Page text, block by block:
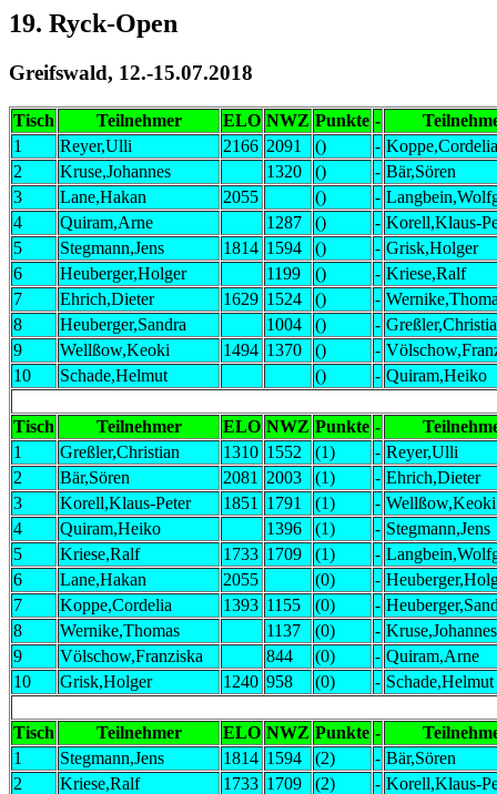
19. Ryck-Open
Greifswald, 12.-15.07.2018
Tisch Teilnehmer ELO NWZ Punkte -
1
Reyer,Ulli 2166 2091 () - Koppe,Cordelia
2
Kruse,Johannes 1320 () - Bär,Sören
3
Lane,Hakan 2055 () -
4
Quiram,Arne 1287 () - Korell,Klaus-
5
Stegmann,Jens 1814 1594 () - Grisk,Holger
6
Heuberger,Holger 1199 () - Kriese,Ralf
7
Ehrich,Dieter 1629 1524 () -
8
Heuberger,Sandra 1004 () -
9
Wellßow,Keoki 1494 1370 () -
10
Schade,Helmut () - Quiram,Heiko
Tisch Teilnehmer ELO NWZ Punkte -
1
Greßler,Christian 1310 1552 (1) - Reyer,Ulli
2
Bär,Sören 2081 2003 (1) - Ehrich,Dieter
3
Korell,Klaus-Peter 1851 1791 (1) - Wellßow,Keoki
4
Quiram,Heiko 1396 (1) - Stegmann,Jens
5
Kriese,Ralf 1733 1709 (1) -
6
Lane,Hakan 2055 (0) -
7
Koppe,Cordelia 1393 1155 (0) -
8
Wernike,Thomas 1137 (0) - Kruse,Johannes
9
Völschow,Franziska 844 (0) - Quiram,Arne
10
Grisk,Holger 1240 958 (0) - Schade,Helmut
Tisch Teilnehmer ELO NWZ Punkte -
1
Stegmann,Jens 1814 1594 (2) - Bär,Sören
2
Kriese,Ralf 1733 1709 (2) - Korell,Klaus-